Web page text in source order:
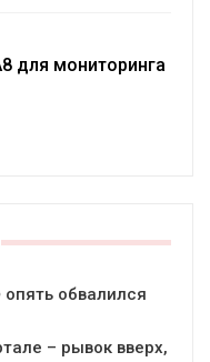
для мониторинга
обвалился
– рывок вверх,